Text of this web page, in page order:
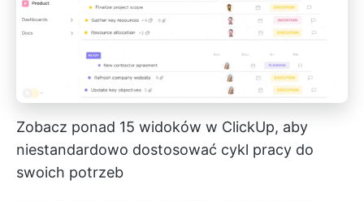
Zobacz ponad 15 widoków w ClickUp, aby
niestandardowo dostosować cykl pracy do
swoich potrzeb